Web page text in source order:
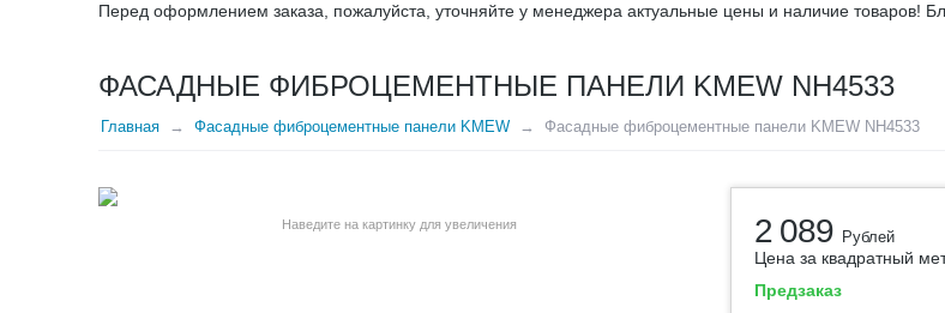
Перед оформлением заказа, пожалуйста, уточняйте у менеджера актуальные цены и наличие товаров!
ФАСАДНЫЕ ФИБРОЦЕМЕНТНЫЕ ПАНЕЛИ KMEW NH4533
Главная Фасадные фиброцементные панели KMEW Фасадные фиброцементные панели KMEW NH4533
Наведите на картинку для увеличения 2 089 Рублей
Цена за квадратный
Предзаказ